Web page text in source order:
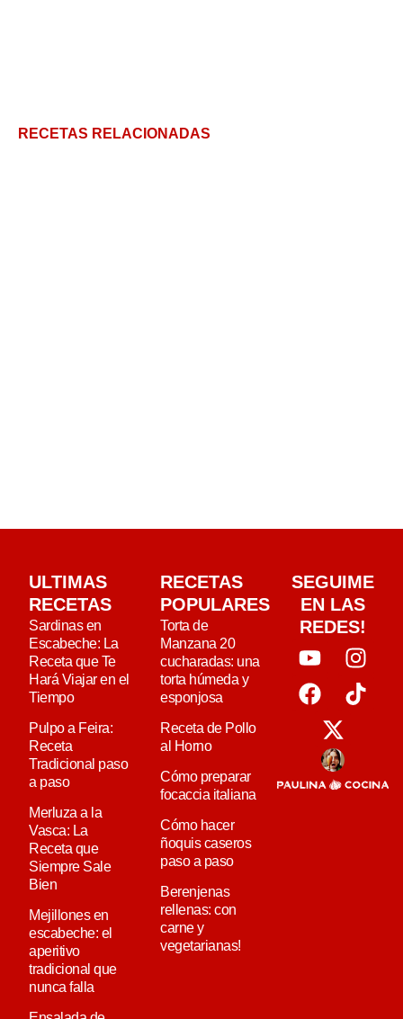
RECETAS RELACIONADAS
ULTIMAS
RECETAS
Sardinas en
Escabeche: La
Receta que Te
Hará Viajar en el
Tiempo
Pulpo a Feira:
Receta
Tradicional paso
a paso
Merluza a la
Vasca: La
Receta que
Siempre Sale
Bien
Mejillones en
escabeche: el
aperitivo
tradicional que
nunca falla
RECETAS
POPULARES
Torta de
Manzana 20
cucharadas: una
torta húmeda y
esponjosa
Receta de Pollo
al Horno
Cómo preparar
focaccia italiana
Cómo hacer
ñoquis caseros
paso a paso
Berenjenas
rellenas: con
carne y
vegetarianas!
SEGUIME
EN LAS
REDES!